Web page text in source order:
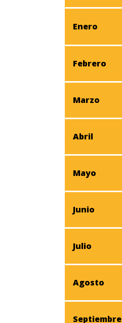
Enero
Febrero
Marzo
Abril
Mayo
Junio
Julio
Agosto
Septiembre